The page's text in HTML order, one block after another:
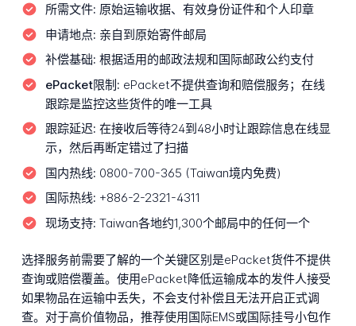
所需文件: 原始运输收据、有效身份证件和个人印章
申请地点: 亲自到原始寄件邮局
补偿基础: 根据适用的邮政法规和国际邮政公约支付
ePacket限制: ePacket不提供查询和赔偿服务；在线
跟踪是监控这些货件的唯一工具
跟踪延迟: 在接收后等待24到48小时让跟踪信息在线显
示，然后再断定错过了扫描
国内热线: 0800-700-365 (Taiwan境内免费)
国际热线: +886-2-2321-4311
现场支持: Taiwan各地约1,300个邮局中的任何一个
选择服务前需要了解的一个关键区别是ePacket货件不提供
查询或赔偿覆盖。使用ePacket降低运输成本的发件人接受
如果物品在运输中丢失，不会支付补偿且无法开启正式调
查。对于高价值物品，推荐使用国际EMS或国际挂号小包作